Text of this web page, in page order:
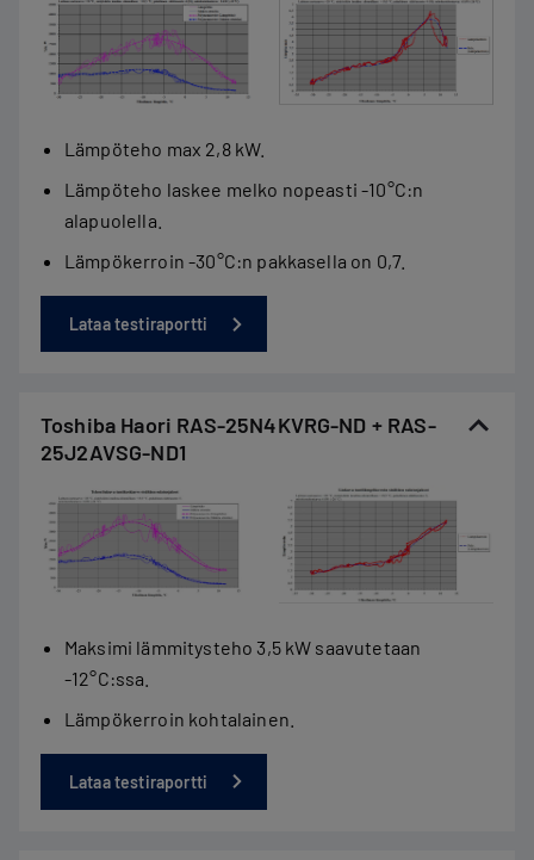
Lämpöteho max 2,8 kW.
Lämpöteho laskee melko nopeasti -10°C:n
alapuolella.
Lämpökerroin -30°C:n pakkasella on 0,7.
Lataa testiraportti
Toshiba Haori RAS-25N4KVRG-ND + RAS-
25J2AVSG-ND1
Maksimi lämmitysteho 3,5 kW saavutetaan
-12°C:ssa.
Lämpökerroin kohtalainen.
Lataa testiraportti